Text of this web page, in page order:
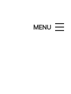
MENU